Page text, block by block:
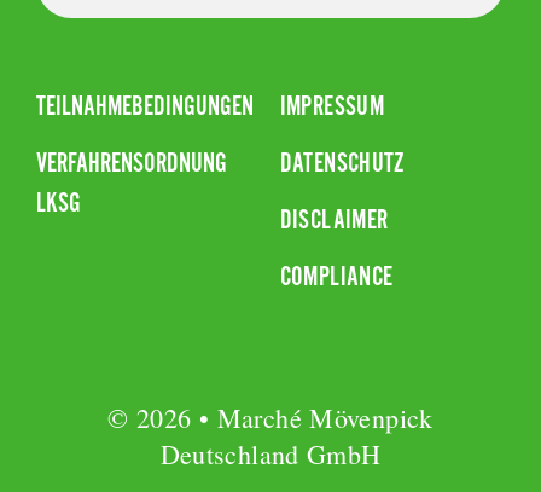
TEILNAHMEBEDINGUNGEN
VERFAHRENSORDNUNG
LKSG
IMPRESSUM
DATENSCHUTZ
DISCLAIMER
COMPLIANCE
© 2026 • Marché Mövenpick
Deutschland GmbH